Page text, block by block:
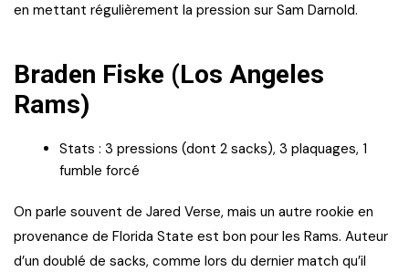
en mettant régulièrement la pression sur Sam Darnold.
Braden Fiske (Los Angeles
Rams)
Stats : 3 pressions (dont 2 sacks), 3 plaquages, 1
fumble forcé
On parle souvent de Jared Verse, mais un autre rookie en
provenance de Florida State est bon pour les Rams. Auteur
d’un doublé de sacks, comme lors du dernier match qu’il